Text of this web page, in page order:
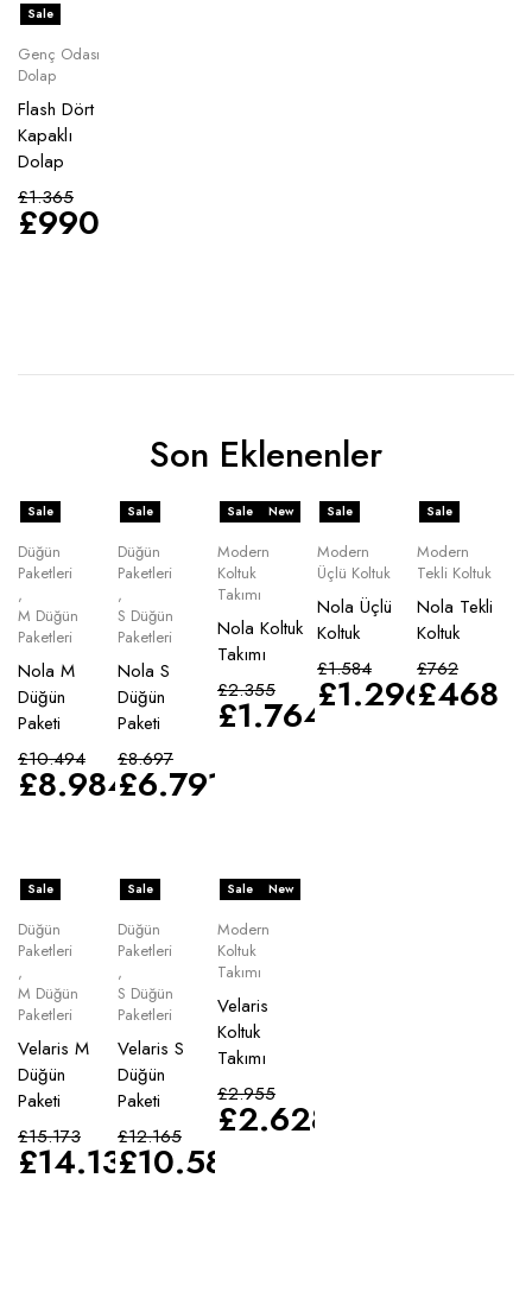
Sale
Genç Odası
Dolap
Flash Dört
Kapaklı
Dolap
£1.365
£990
Son Eklenenler
Sale
Düğün
Paketleri
,
M Düğün
Paketleri
Nola M
Düğün
Paketi
£10.494
£8.984
Sale
Düğün
Paketleri
,
S Düğün
Paketleri
Nola S
Düğün
Paketi
£8.697
£6.791
Sale New
Modern
Koltuk
Takımı
Nola Koltuk
Takımı
£2.355
£1.764
Sale
Modern
Üçlü Koltuk
Nola Üçlü
Koltuk
£1.584
£1.296
Sale
Modern
Tekli Koltuk
Nola Tekli
Koltuk
£762
£468
Sale
Düğün
Paketleri
,
M Düğün
Paketleri
Velaris M
Düğün
Paketi
£15.173
£14.135
Sale
Düğün
Paketleri
,
S Düğün
Paketleri
Velaris S
Düğün
Paketi
£12.165
£10.583
Sale New
Modern
Koltuk
Takımı
Velaris
Koltuk
Takımı
£2.955
£2.628